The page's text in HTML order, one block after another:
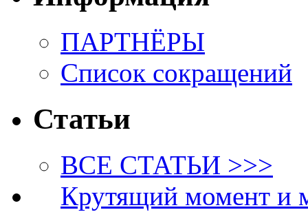
ПАРТНЁРЫ
Список сокращений
Статьи
ВСЕ СТАТЬИ >>>
Крутящий момент и